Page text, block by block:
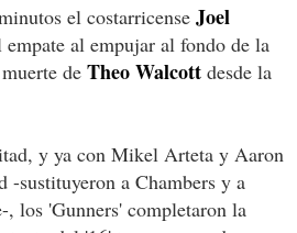
el costarricense Joel
al empujar al fondo de la
de Theo Walcott desde la
y ya con Mikel Arteta y Aaron
-sustituyeron a Chambers y a
los 'Gunners' completaron la